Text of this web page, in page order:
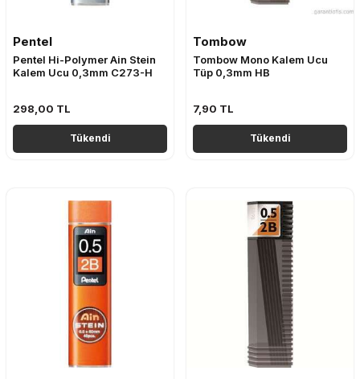
Pentel
Pentel Hi-Polymer Ain Stein
Kalem Ucu 0,3mm C273-H
298,00 TL
Tükendi
Tombow
Tombow Mono Kalem Ucu
Tüp 0,3mm HB
7,90 TL
Tükendi